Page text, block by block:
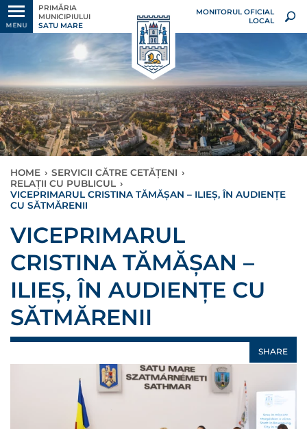
MENU
PRIMĂRIA
MUNICIPIULUI
SATU MARE
MONITORUL OFICIAL
LOCAL
HOME › SERVICII CĂTRE CETĂȚENI ›
RELAȚII CU PUBLICUL ›
VICEPRIMARUL CRISTINA TĂMĂȘAN – ILIEȘ, ÎN AUDIENȚE
CU SĂTMĂRENII
VICEPRIMARUL
CRISTINA TĂMĂȘAN –
ILIEȘ, ÎN AUDIENȚE CU
SĂTMĂRENII
SHARE